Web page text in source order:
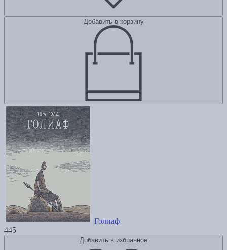
Добавить в корзину
Голиаф
445
Добавить в избранное